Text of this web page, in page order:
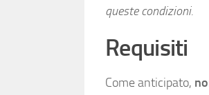
queste condizioni.
Requisiti
Come anticipato,